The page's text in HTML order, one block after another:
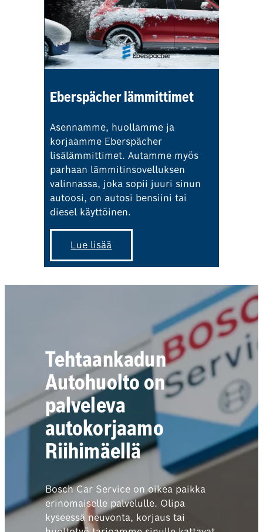
Eberspächer lämmittimet
Asennamme, huollamme ja
korjaamme Eberspächer
lisälämmittimet. Autamme myös
parhaan lämmitinsovelluksen
valinnassa, joka sopii juuri sinun
autoosi, on autosi bensiini tai
diesel käyttöinen.
Lue lisää
Tehtaankadun
Autohuolto on
palveleva
autokorjaamo
Riihimäellä
Bosch Car Service on oikea paikka
erinomaiselle palvelulle. Olipa
kyseessä neuvonta, korjaus tai